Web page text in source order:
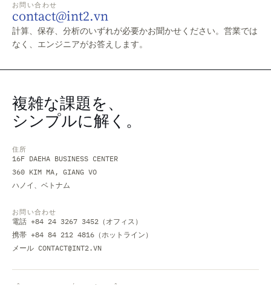
お問い合わせ
contact@int2.vn
計算、保存、分析のいずれが必要かお聞かせください。営業では
なく、エンジニアがお答えします。
複雑な課題を、
シンプルに解く。
住所
16F DAEHA BUSINESS CENTER
360 KIM MA, GIANG VO
ハノイ、ベトナム
お問い合わせ
電話 +84 24 3267 3452（オフィス）
携帯 +84 84 212 4816（ホットライン）
メール CONTACT@INT2.VN